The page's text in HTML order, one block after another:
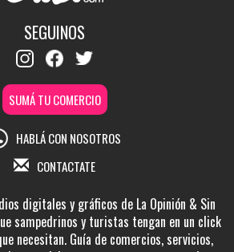
SEGUINOS
SUMÁ TU COMERCIO
HABLÁ CON NOSOTROS
CONTACTATE
digitales y gráficos de La Opinión & Sin
sampedrinos y turistas tengan en un click
necesitan. Guía de comercios, servicios,